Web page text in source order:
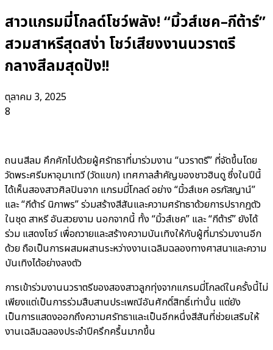
สาวแกรมมี่โกลด์โชว์พลัง! “มิ้วส์เชค–กีต้าร์”
สวมสาหรีสุดสง่า โชว์เสียงงานนวราตรี
กลางสีลมสุดปัง!!
ตุลาคม 3, 2025
8
ถนนสีลม คึกคักไปด้วยผู้ศรัทธาที่มาร่วมงาน “นวราตรี” ที่จัดขึ้นโดย
วัดพระศรีมหาอุมาเทวี (วัดแขก) เทศกาลสำคัญของชาวฮินดู ซึ่งในปีนี้
ได้เห็นสองสาวศิลปินจาก แกรมมี่โกลด์ อย่าง “มิ้วส์เชค อรภัสญาน์”
และ “กีต้าร์ นิภาพร” ร่วมสร้างสีสันและความศรัทธาด้วยการปรากฏตัว
ในชุด สาหรี อันสวยงาม นอกจากนี้ ทั้ง “มิ้วส์เชค” และ “กีต้าร์” ยังได้
ร่วม แสดงโชว์ เพื่อถวายและสร้างความบันเทิงให้กับผู้ที่มาร่วมงานอีก
ด้วย ถือเป็นการผสมผสานระหว่างงานเฉลิมฉลองทางศาสนาและความ
บันเทิงได้อย่างลงตัว
การเข้าร่วมงานนวราตรีของสองสาวลูกทุ่งจากแกรมมี่โกลด์ในครั้งนี้ไม่
เพียงแต่เป็นการร่วมสืบสานประเพณีอันศักดิ์สิทธิ์เท่านั้น แต่ยัง
เป็นการแสดงออกถึงความศรัทธาและเป็นอีกหนึ่งสีสันที่ช่วยเสริมให้
งานเฉลิมฉลองประจำปีครึกครื้นมากขึ้น